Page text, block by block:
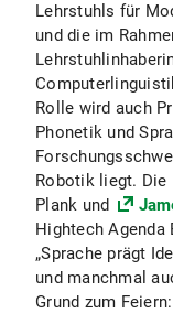
Lehrstuhls für
und die im
Rolle wird auch
Phonetik und
Robotik liegt. Die
Plank und
Hightech Agenda
„Sprache prägt
und manchmal
Grund zum